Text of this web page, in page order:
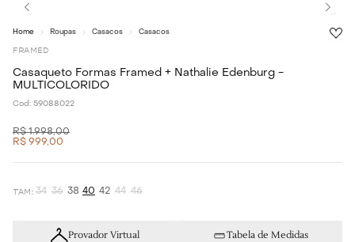
Roupas Casacos Casacos
FRAMED
Casaqueto Formas Framed + Nathalie Edenburg -
MULTICOLORIDO
Cod: 59088022
R$ 1.998,00
R$ 999,00
34 36 38 40 42 44 46
Provador Virtual Tabela de Medidas